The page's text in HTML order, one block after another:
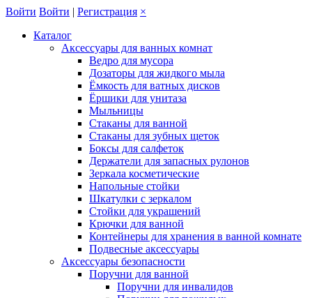
Войти Войти | Регистрация ×
Каталог
Аксессуары для ванных комнат
Ведро для мусора
Дозаторы для жидкого мыла
Ёмкость для ватных дисков
Ёршики для унитаза
Мыльницы
Стаканы для ванной
Стаканы для зубных щеток
Боксы для салфеток
Держатели для запасных рулонов
Зеркала косметические
Напольные стойки
Шкатулки с зеркалом
Стойки для украшений
Крючки для ванной
Контейнеры для хранения в ванной комнате
Подвесные аксессуары
Аксессуары безопасности
Поручни для ванной
Поручни для инвалидов